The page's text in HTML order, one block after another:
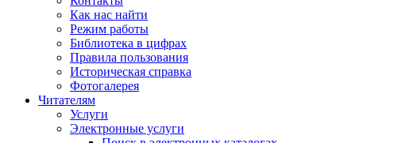
Как нас найти
Режим работы
Библиотека в цифрах
Правила пользования
Историческая справка
Фотогалерея
Читателям
Услуги
Электронные услуги